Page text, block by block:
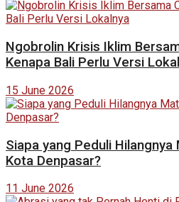
Ngobrolin Krisis Iklim
Kenapa Bali Perlu Versi
15 June 2026
Siapa yang Peduli
Kota Denpasar?
11 June 2026